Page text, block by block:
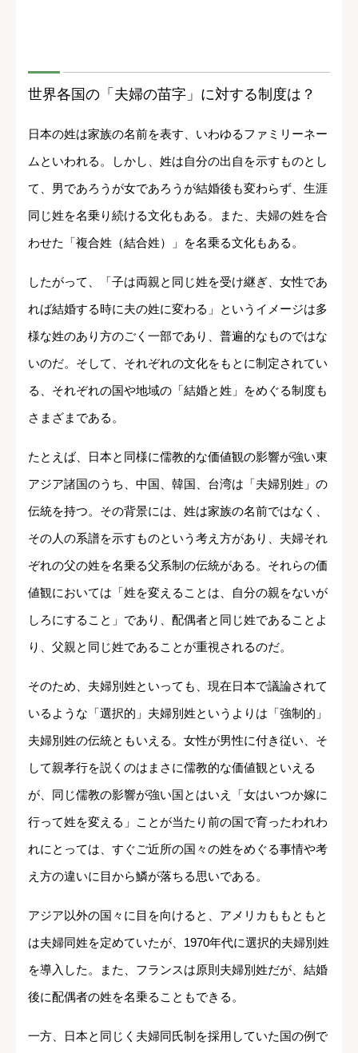
世界各国の「夫婦の苗字」に対する制度は？
日本の姓は家族の名前を表す、いわゆるファミリーネー
ムといわれる。しかし、姓は自分の出自を示すものとし
て、男であろうが女であろうが結婚後も変わらず、生涯
同じ姓を名乗り続ける文化もある。また、夫婦の姓を合
わせた「複合姓（結合姓）」を名乗る文化もある。
したがって、「子は両親と同じ姓を受け継ぎ、女性であ
れば結婚する時に夫の姓に変わる」というイメージは多
様な姓のあり方のごく一部であり、普遍的なものではな
いのだ。そして、それぞれの文化をもとに制定されてい
る、それぞれの国や地域の「結婚と姓」をめぐる制度も
さまざまである。
たとえば、日本と同様に儒教的な価値観の影響が強い東
アジア諸国のうち、中国、韓国、台湾は「夫婦別姓」の
伝統を持つ。その背景には、姓は家族の名前ではなく、
その人の系譜を示すものという考え方があり、夫婦それ
ぞれの父の姓を名乗る父系制の伝統がある。それらの価
値観においては「姓を変えることは、自分の親をないが
しろにすること」であり、配偶者と同じ姓であることよ
り、父親と同じ姓であることが重視されるのだ。
そのため、夫婦別姓といっても、現在日本で議論されて
いるような「選択的」夫婦別姓というよりは「強制的」
夫婦別姓の伝統ともいえる。女性が男性に付き従い、そ
して親孝行を説くのはまさに儒教的な価値観といえる
が、同じ儒教の影響が強い国とはいえ「女はいつか嫁に
行って姓を変える」ことが当たり前の国で育ったわれわ
れにとっては、すぐご近所の国々の姓をめぐる事情や考
え方の違いに目から鱗が落ちる思いである。
アジア以外の国々に目を向けると、アメリカももともと
は夫婦同姓を定めていたが、1970年代に選択的夫婦別姓
を導入した。また、フランスは原則夫婦別姓だが、結婚
後に配偶者の姓を名乗ることもできる。
一方、日本と同じく夫婦同氏制を採用していた国の例で